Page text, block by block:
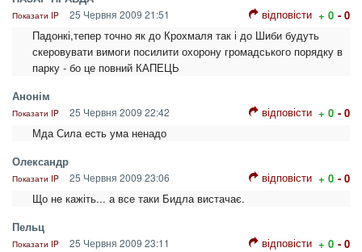
Показати IP 25 Червня 2009 21:51 відповісти + 0 - 0
Падонкі,тепер точно як до Крохмаля так і до Шиби будуть
скеровувати вимоги посилити охорону громадського порядку в
парку - бо це повний КАПЕЦЬ
Анонім
Показати IP 25 Червня 2009 22:42 відповісти + 0 - 0
Мда Сила есть ума ненадо
Олександр
Показати IP 25 Червня 2009 23:06 відповісти + 0 - 0
Що не кажіть... а все таки Бидла вистачає.
Пельц
Показати IP 25 Червня 2009 23:11 відповісти + 0 - 0